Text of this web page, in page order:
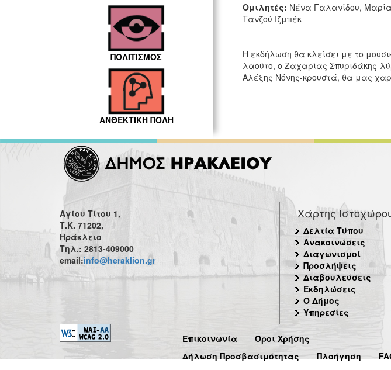
ΠΟΛΙΤΙΣΜΟΣ
ΑΝΘΕΚΤΙΚΗ ΠΟΛΗ
Ομιλητές: Νένα Γαλανίδου,
Τανζού Ιζμπέκ
Η εκδήλωση θα κλείσει με το
λαούτο, ο Ζαχαρίας Σπυριδάκης-
Αλέξης Νόνης-κρουστά, θα μας
Αγίου Τίτου 1,
Τ.Κ. 71202,
Ηράκλειο
Τηλ.: 2813-409000
email:info@heraklion.gr
Χάρτης
Δελτία Τύπου
Ανακοινώσεις
Διαγωνισμοί
Προσλήψεις
Διαβουλεύσεις
Εκδηλώσεις
Ο Δήμος
Υπηρεσίες
Επικοινωνία
Όροι Χρήσης
Δήλωση Προσβασιμότητας
Πλοήγηση